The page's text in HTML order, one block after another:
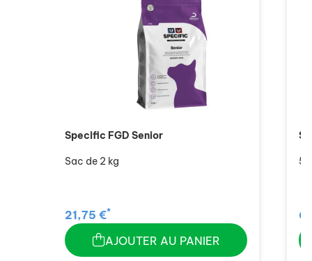
Specific FGD Senior
Sac de 2 kg
21,75 €*
AJOUTER AU PANIER
5